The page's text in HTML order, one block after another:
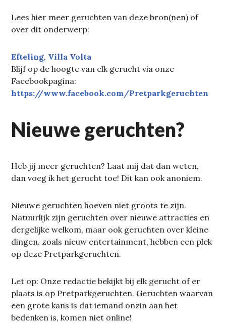
Lees hier meer geruchten van deze bron(nen) of
over dit onderwerp:
Efteling, Villa Volta
Blijf op de hoogte van elk gerucht via onze
Facebookpagina:
https://www.facebook.com/Pretparkgeruchten
Nieuwe geruchten?
Heb jij meer geruchten? Laat mij dat dan weten,
dan voeg ik het gerucht toe! Dit kan ook anoniem.
Nieuwe geruchten hoeven niet groots te zijn.
Natuurlijk zijn geruchten over nieuwe attracties en
dergelijke welkom, maar ook geruchten over kleine
dingen, zoals nieuw entertainment, hebben een plek
op deze Pretparkgeruchten.
Let op: Onze redactie bekijkt bij elk gerucht of er
plaats is op Pretparkgeruchten. Geruchten waarvan
een grote kans is dat iemand onzin aan het
bedenken is, komen niet online!